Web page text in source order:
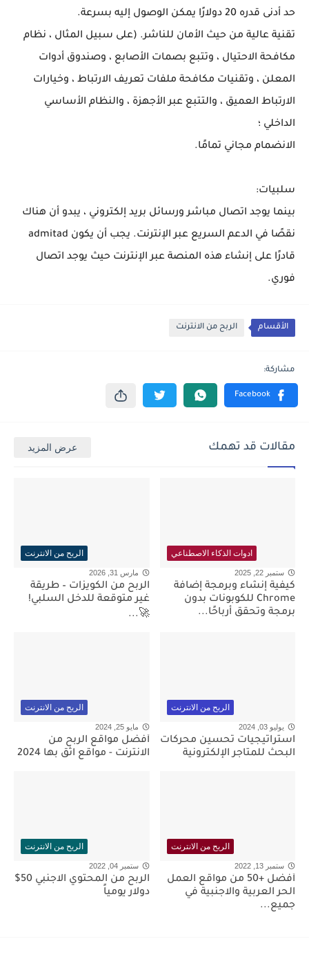
حد أدنى قدره 20 دولارًا يمكن الوصول إليه بسرعة.
تقنية عالية من حيث الأمان للناشر. (على سبيل المثال ، نظام
مكافحة الاحتيال ، وتتبع بصمات الأصابع ، وصندوق أدوات
المعلن ، وتقنيات مكافحة ملفات تعريف الارتباط ، وخيارات
الارتباط العميق ، والتتبع عبر الأجهزة ، والنظام الأساسي
الداخلي ؛
الانضمام مجاني تمامًا.
سلبيات:
بينما يوجد اتصال مباشر ورسائل بريد إلكتروني ، يبدو أن هناك
نقصًا في الدعم السريع عبر الإنترنت. يجب أن يكون admitad
قادرًا على إنشاء هذه المنصة عبر الإنترنت حيث يوجد اتصال
فوري.
الأقسام الربح من الانترنت
مقالات قد تهمك عرض المزيد
ادوات الذكاء الاصطناعي
ستمبر 22, 2025
كيفية إنشاء وبرمجة إضافة
Chrome للكوبونات بدون
برمجة وتحقق أرباحًا...
الربح من الانترنت
مارس 31, 2026
الربح من الكويزات – طريقة
غير متوقعة للدخل السلبي!
🚀...
الربح من الانترنت
يوليو 03, 2024
استراتيجيات تحسين محركات
البحث للمتاجر الإلكترونية
الربح من الانترنت
مايو 25, 2024
أفضل مواقع الربح من
الانترنت - مواقع اثق بها 2024
الربح من الانترنت
ستمبر 13, 2022
أفضل +50 من مواقع العمل
الحر العربية والاجنبية في
جميع...
الربح من الانترنت
ستمبر 04, 2022
الربح من المحتوي الاجنبي 50$
دولار يومياً